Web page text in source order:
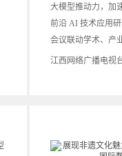
大模型推动力，加
前沿 AI 技术应
会议联动学术、产
江西网络广播电视